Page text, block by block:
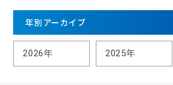
年別アーカイブ
2026年 2025年